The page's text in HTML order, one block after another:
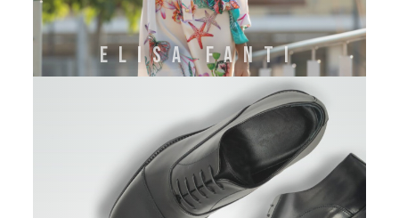
ELISA FANTI